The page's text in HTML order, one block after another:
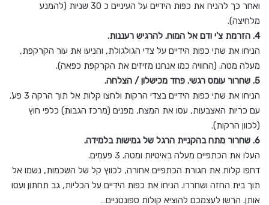
ואחר כך להניח את כפות הידיים על העיניים כ 30 שניות (להמנע
מלחיצה).
4. הזרמת צ'י ודם אל המוח. להרגיש רעננות.
הניחו את שתי כפות הידיים על צדי הגולגולת, והניעו את עור הקרקפת,
מעלה מטה. (החוויה כמו אנחנו מזיזים את הקרקפת כפאה).
5. שחרור עומס רגשי. פחד מכישלון / הצלחה.
הניחו את שתי כפות הידיים בצדי הרקות ולחצו קלות אל תוך הרקה 3 פע'.
עם כריות האצבעות, עסו את המצח, מפנים (מרכז הגבות) כלפי חוץ
(לכוון הרקות).
6. שחרור מתח בהקניית הרגל של גמישות בלמידה.
העלו את הכתפיים מעלה באיטיות ומטה. 3 פעמים.
דחפו קלות את חגורת הכתפיים אחורה, לכווץ קל של השכמות, נשמו אל
תוך בית החזה ושחררו. הניחו את כפות הידיים על הכליות, גב תחתון ועסו
אותן. הרשו לעצמכם להוציא קולות ספונטניים…